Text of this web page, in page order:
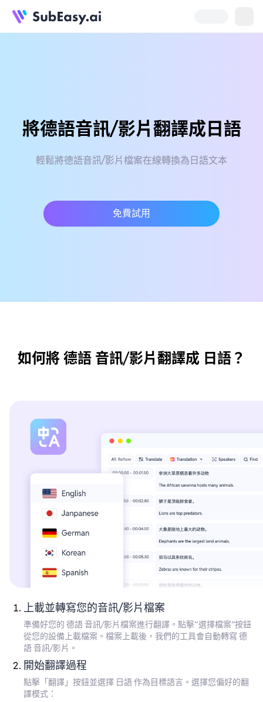
將德語音訊/影片翻譯成日語
輕鬆將德語音訊/影片檔案在線轉換為日語文本
免費試用
如何將 德語 音訊/影片翻譯成 日語？
上載並轉寫您的音訊/影片檔案
準備好您的 德語 音訊/影片檔案進行翻譯。點擊“選擇檔案”按鈕
從您的設備上載檔案。檔案上載後，我們的工具會自動轉寫 德
語 音訊/影片。
開始翻譯過程
點擊「翻譯」按鈕並選擇 日語 作為目標語言。選擇您偏好的翻
譯模式：